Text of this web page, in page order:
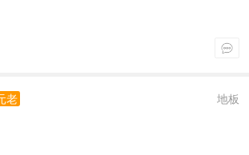
地板
老